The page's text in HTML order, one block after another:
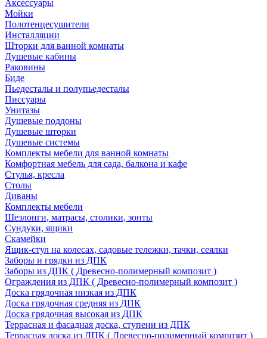
Аксессуары
Мойки
Полотенцесушители
Инсталляции
Шторки для ванной комнаты
Душевые кабины
Раковины
Биде
Пьедесталы и полупьедесталы
Писсуары
Унитазы
Душевые поддоны
Душевые шторки
Душевые системы
Комплекты мебели для ванной комнаты
Комфортная мебель для сада, балкона и кафе
Стулья, кресла
Столы
Диваны
Комплекты мебели
Шезлонги, матрасы, столики, зонты
Сундуки, ящики
Скамейки
Ящик-стул на колесах, садовые тележки, тачки, сеялки
Заборы и грядки из ДПК
Заборы из ДПК ( Древесно-полимерный композит )
Ограждения из ДПК ( Древесно-полимерный композит )
Доска грядочная низкая из ДПК
Доска грядочная средняя из ДПК
Доска грядочная высокая из ДПК
Террасная и фасадная доска, ступени из ДПК
Террасная доска из ДПК ( Древесно-полимерный композит )